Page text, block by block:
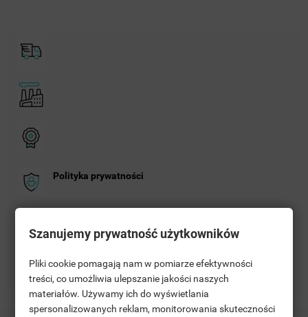
Polityka prywatności
Zasady zwrotu
((TITLE))
CONNEXION
Szanujemy prywatność użytkowników
Pliki cookie pomagają nam w pomiarze efektywności
treści, co umożliwia ulepszanie jakości naszych
materiałów. Używamy ich do wyświetlania
spersonalizowanych reklam, monitorowania skuteczności